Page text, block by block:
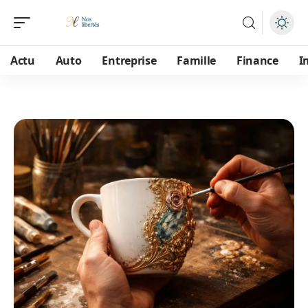
Actu Auto Entreprise Famille Finance